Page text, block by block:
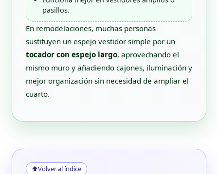
pasillos.
En remodelaciones, muchas personas
sustituyen un espejo vestidor simple por un
tocador con espejo largo, aprovechando el
mismo muro y añadiendo cajones, iluminación y
mejor organización sin necesidad de ampliar el
cuarto.
⬆Volver al índice